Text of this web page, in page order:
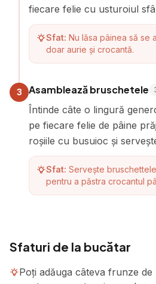
fiecare felie cu usturoiul
Sfat: Nu lăsa pâinea să se
doar aurie și crocantă.
3 Asamblează bruschetele
Întinde câte o lingură
pe fiecare felie de pâine
roșiile cu busuioc și
Sfat: Servește
pentru a păstra crocantul
Sfaturi de la bucătar
Poți adăuga câteva frunze